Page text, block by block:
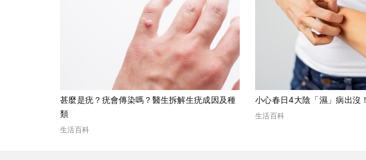
甚麼是疣？疣會傳染嗎？醫生拆解生疣成因及種
類
生活百科
小心春日4大陰「濕」病出沒！
生活百科